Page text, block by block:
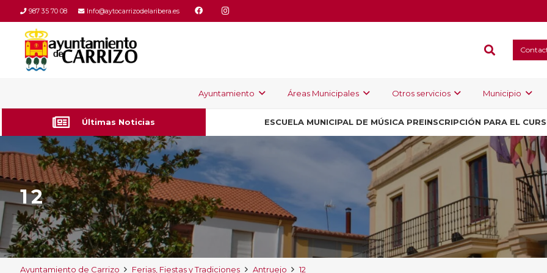
987 35 70 08 Info@aytocarrizodelaribera.es
Ayuntamiento Áreas Municipales Otros servicios Municipio
Últimas Noticias ESCUELA MUNICIPAL DE MÚSICA PREINSCRIPCIÓN PARA EL
12
Ayuntamiento de Carrizo Ferias, Fiestas y Tradiciones Antruejo 12